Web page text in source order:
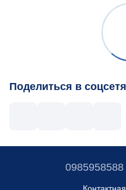
Поделиться в
0985958588